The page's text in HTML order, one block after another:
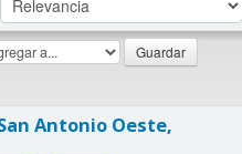
Antonio Oeste,